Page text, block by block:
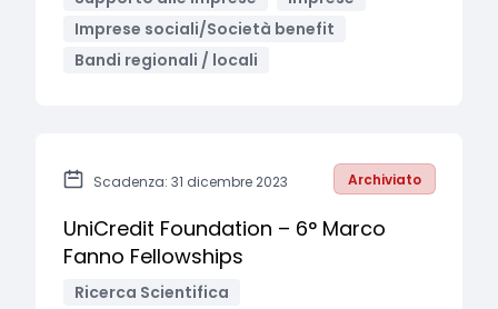
Imprese sociali/Società benefit
Bandi regionali / locali
Scadenza: 31 dicembre 2023 Archiviato
UniCredit Foundation – 6° Marco
Fanno Fellowships
Ricerca Scientifica